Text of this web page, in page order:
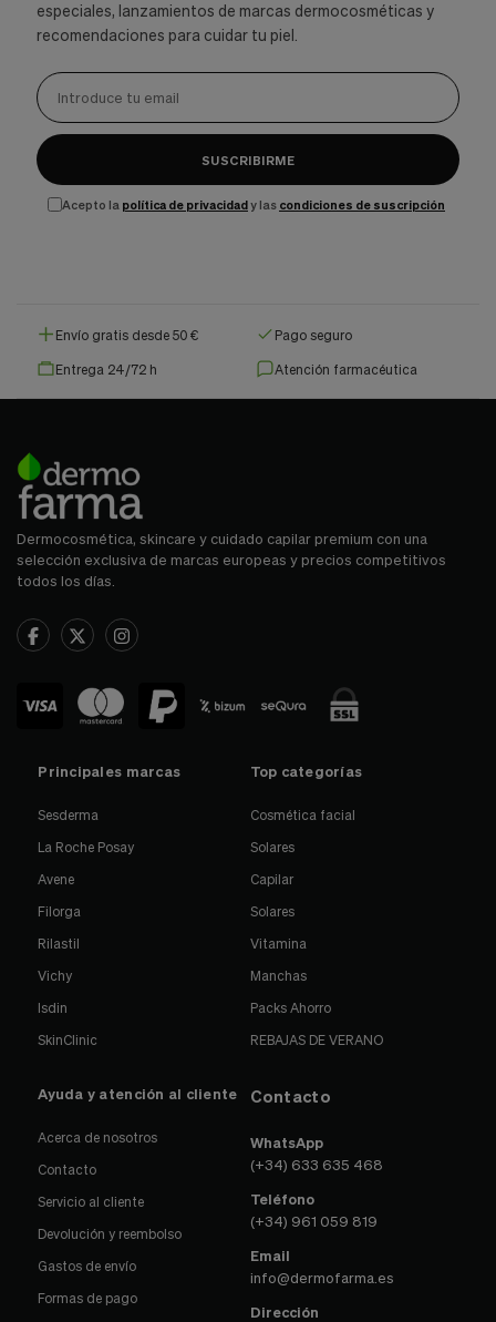
especiales, lanzamientos de marcas dermocosméticas y
recomendaciones para cuidar tu piel.
SUSCRIBIRME
Acepto la política de privacidady las condiciones de suscripción
Envío gratis desde 50 € Pago seguro
Entrega 24/72 h Atención farmacéutica
Dermocosmética, skincare y cuidado capilar premium con una
selección exclusiva de marcas europeas y precios competitivos
todos los días.
Principales marcas
Sesderma
La Roche Posay
Avene
Filorga
Rilastil
Vichy
Isdin
SkinClinic
Top categorías
Cosmética facial
Solares
Capilar
Solares
Vitamina
Manchas
Packs Ahorro
REBAJAS DE VERANO
Ayuda y atención al cliente
Acerca de nosotros
Contacto
Servicio al cliente
Devolución y reembolso
Gastos de envío
Formas de pago
Contacto
WhatsApp
(+34) 633 635 468
Teléfono
(+34) 961 059 819
Email
info@dermofarma.es
Dirección